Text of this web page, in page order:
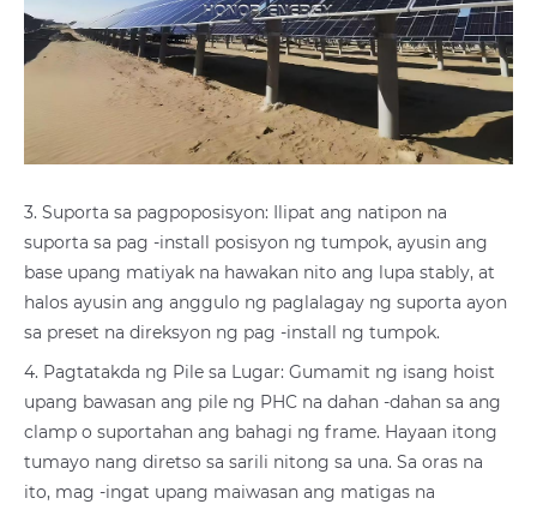
3. Suporta sa pagpoposisyon: Ilipat ang natipon na
suporta sa pag -install posisyon ng tumpok, ayusin ang
base upang matiyak na hawakan nito ang lupa stably, at
halos ayusin ang anggulo ng paglalagay ng suporta ayon
sa preset na direksyon ng pag -install ng tumpok.
4. Pagtatakda ng Pile sa Lugar: Gumamit ng isang hoist
upang bawasan ang pile ng PHC na dahan -dahan sa ang
clamp o suportahan ang bahagi ng frame. Hayaan itong
tumayo nang diretso sa sarili nitong sa una. Sa oras na
ito, mag -ingat upang maiwasan ang matigas na